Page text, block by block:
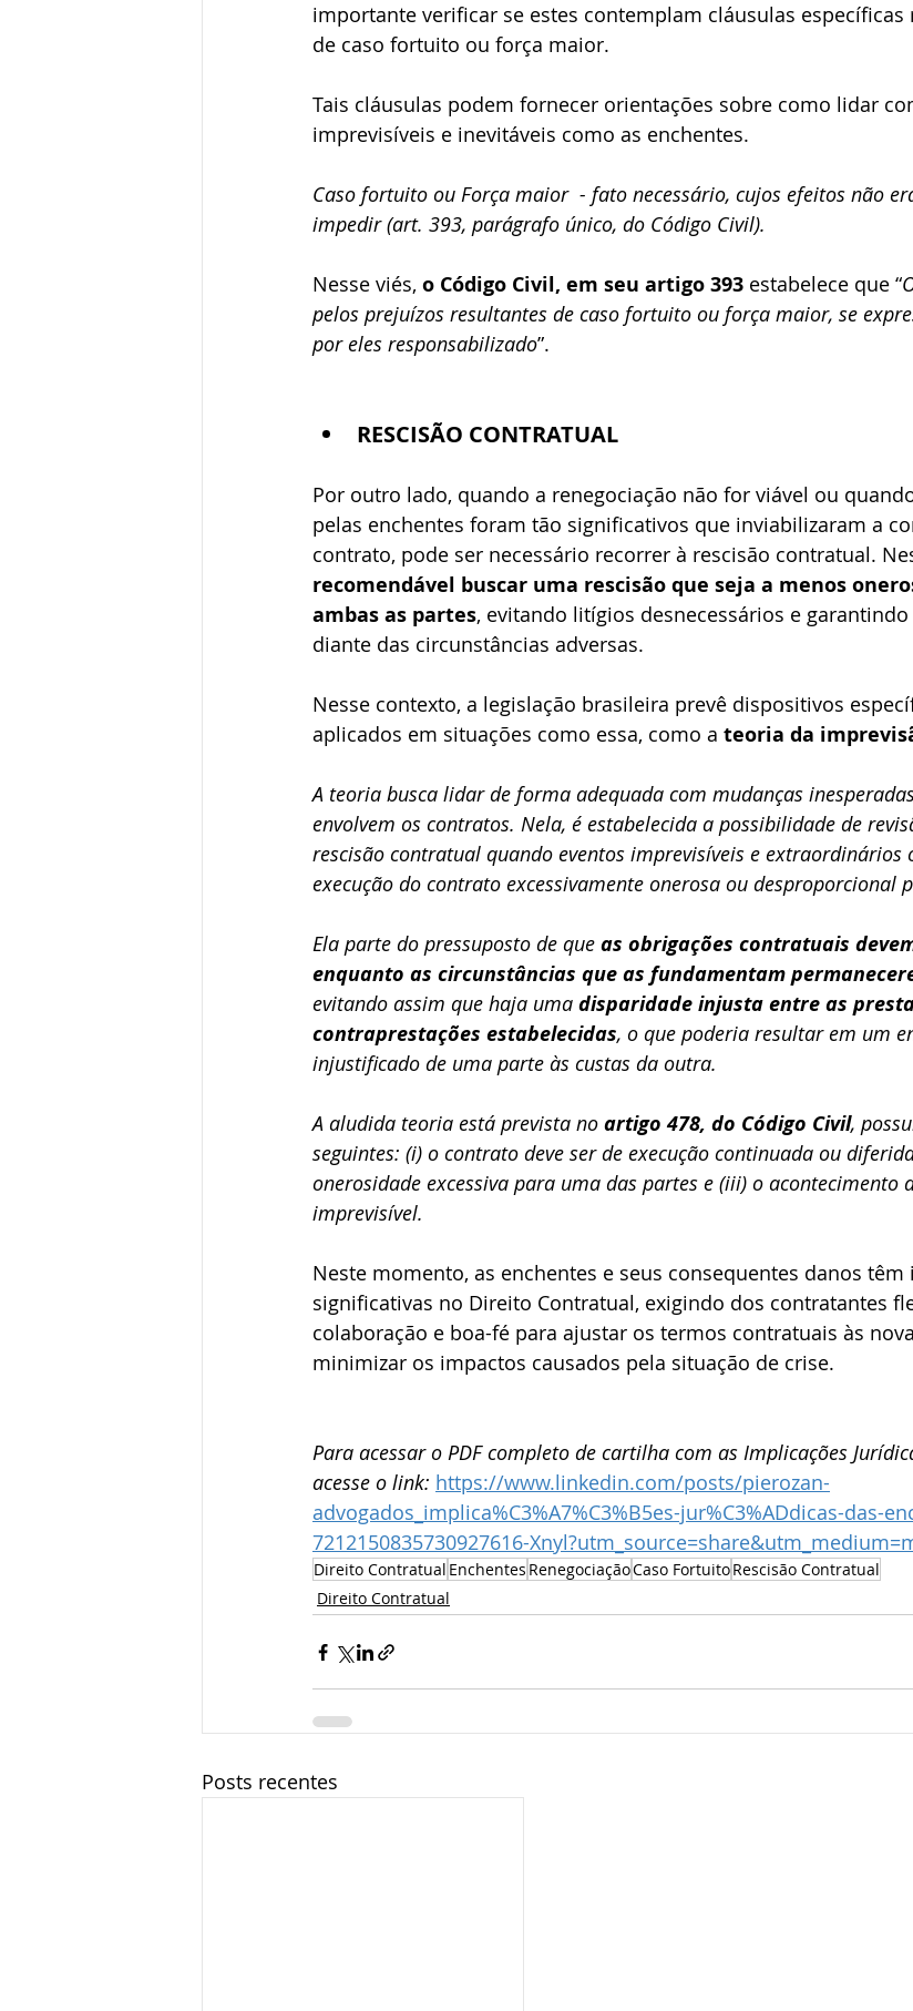
importante verificar se estes contemplam cláusulas específicas
de caso fortuito ou força maior.
Tais cláusulas podem fornecer orientações sobre como lidar
imprevisíveis e inevitáveis como as enchentes.
Caso fortuito ou Força maior  - fato necessário, cujos efeitos não
impedir (art. 393, parágrafo único, do Código Civil).
Nesse viés, o Código Civil, em seu artigo 393 estabelece que “
pelos prejuízos resultantes de caso fortuito ou força maior, se
por eles responsabilizado”.
RESCISÃO CONTRATUAL
Por outro lado, quando a renegociação não for viável ou
pelas enchentes foram tão significativos que inviabilizaram a
contrato, pode ser necessário recorrer à rescisão contratual.
recomendável buscar uma rescisão que seja a menos
ambas as partes, evitando litígios desnecessários e
diante das circunstâncias adversas.
Nesse contexto, a legislação brasileira prevê dispositivos
aplicados em situações como essa, como a teoria da
A teoria busca lidar de forma adequada com mudanças
envolvem os contratos. Nela, é estabelecida a possibilidade de
rescisão contratual quando eventos imprevisíveis e extraordinários
execução do contrato excessivamente onerosa ou desproporcional
Ela parte do pressuposto de que as obrigações contratuais
enquanto as circunstâncias que as fundamentam
evitando assim que haja uma disparidade injusta entre as
contraprestações estabelecidas, o que poderia resultar em um
injustificado de uma parte às custas da outra.
A aludida teoria está prevista no artigo 478, do Código Civil,
seguintes: (i) o contrato deve ser de execução continuada ou
onerosidade excessiva para uma das partes e (iii) o acontecimento
imprevisível.
Neste momento, as enchentes e seus consequentes danos têm
significativas no Direito Contratual, exigindo dos contratantes
colaboração e boa-fé para ajustar os termos contratuais às
minimizar os impactos causados pela situação de crise.
Para acessar o PDF completo de cartilha com as Implicações
acesse o link: https://www.linkedin.com/posts/pierozan-
advogados_implica%C3%A7%C3%B5es-jur%C3%ADdicas-das-
7212150835730927616-
Direito Contratual Enchentes RenegociaçãoCaso FortuitoRescisão Contratual
Direito Contratual
Posts recentes